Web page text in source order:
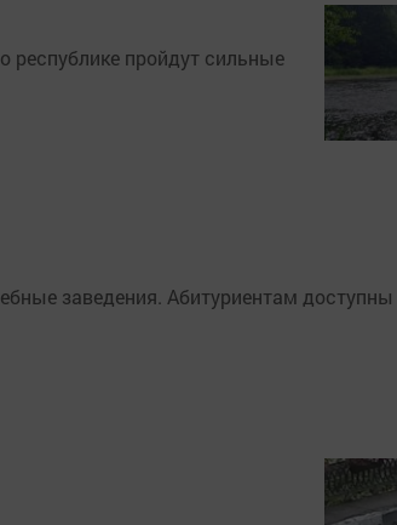
республике пройдут сильные
заведения. Абитуриентам